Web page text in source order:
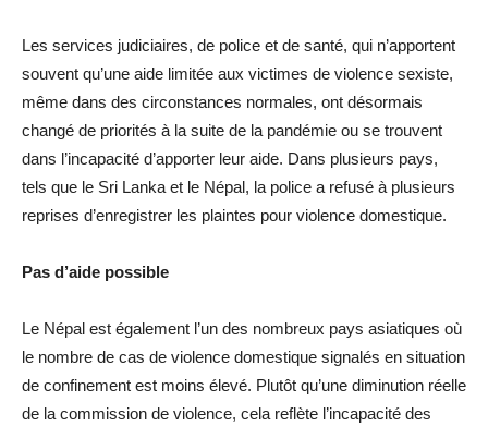
Les services judiciaires, de police et de santé, qui n’apportent
souvent qu’une aide limitée aux victimes de violence sexiste,
même dans des circonstances normales, ont désormais
changé de priorités à la suite de la pandémie ou se trouvent
dans l’incapacité d’apporter leur aide. Dans plusieurs pays,
tels que le Sri Lanka et le Népal, la police a refusé à plusieurs
reprises d’enregistrer les plaintes pour violence domestique.
Pas d’aide possible
Le Népal est également l’un des nombreux pays asiatiques où
le nombre de cas de violence domestique signalés en situation
de confinement est moins élevé. Plutôt qu’une diminution réelle
de la commission de violence, cela reflète l’incapacité des